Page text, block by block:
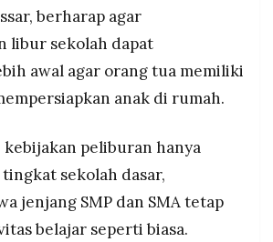
berharap agar
libur sekolah dapat
awal agar orang tua memiliki
anak di rumah.
kebijakan peliburan hanya
sekolah dasar,
jenjang SMP dan SMA tetap
belajar seperti biasa.